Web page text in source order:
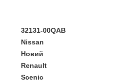
32131-00QAB
Nissan
Новий
Renault
Scenic